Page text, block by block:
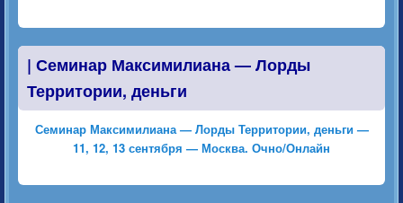
| Семинар Максимилиана — Лорды
Территории, деньги
Семинар Максимилиана — Лорды Территории, деньги —
11, 12, 13 сентября — Москва. Очно/Онлайн